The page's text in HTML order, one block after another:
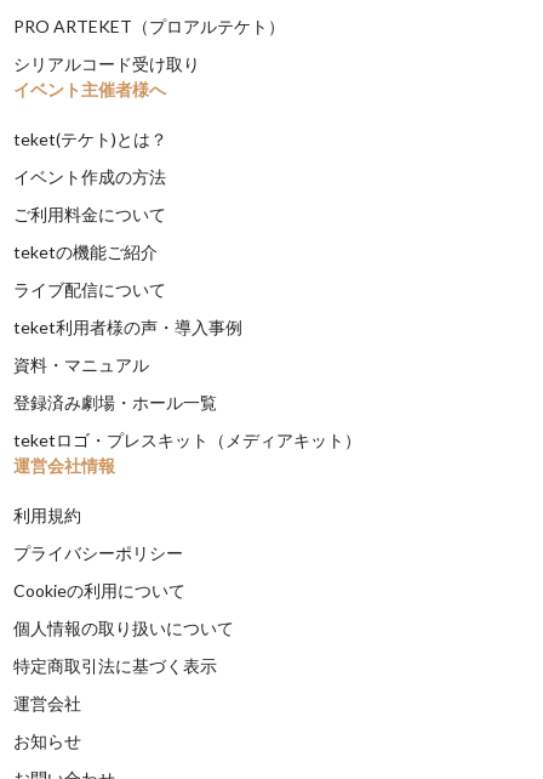
PRO ARTEKET（プロアルテケト）
シリアルコード受け取り
イベント主催者様へ
teket(テケト)とは？
イベント作成の方法
ご利用料金について
teketの機能ご紹介
ライブ配信について
teket利用者様の声・導入事例
資料・マニュアル
登録済み劇場・ホール一覧
teketロゴ・プレスキット（メディアキット）
運営会社情報
利用規約
プライバシーポリシー
Cookieの利用について
個人情報の取り扱いについて
特定商取引法に基づく表示
運営会社
お知らせ